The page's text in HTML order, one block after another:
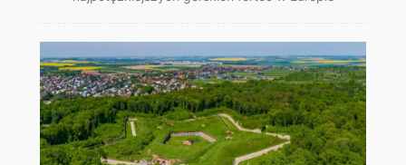
Königstein, Saksonia (DE)
najpotężniejszych górskich fortec w Europie